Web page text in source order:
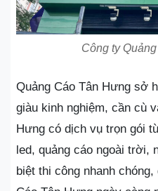
Công ty
Quảng Cáo Tân Hưng sở
giàu kinh nghiệm, cần cù
Hưng có dịch vụ trọn gói
led, quảng cáo ngoài
biệt thi công nhanh